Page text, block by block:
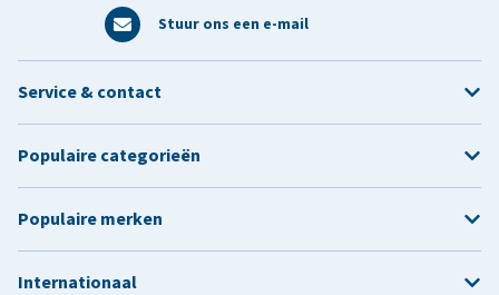
Stuur ons een e-mail
Service & contact
Populaire categorieën
Populaire merken
Internationaal